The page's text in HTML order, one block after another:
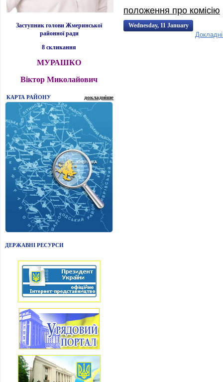
Заступник голови Жмеринської
районної ради
8 скликання
МУРАШКО
Віктор Миколайович
КАРТА РАЙОНУ докладніше
ДЕРЖАВНІ РЕСУРСИ
положення про комісію
Wednesday, 11 January